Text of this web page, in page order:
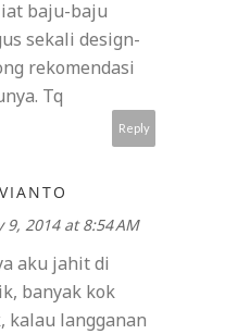
baju-baju
sekali design-
rekomendasi
Tq
Reply
9, 2014 at 8:54 AM
aku jahit di
banyak kok
kalau langganan